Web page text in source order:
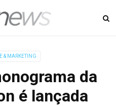
& MARKETING
da
é lançada